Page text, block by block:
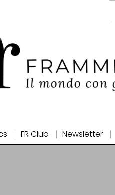
FR Club Newsletter